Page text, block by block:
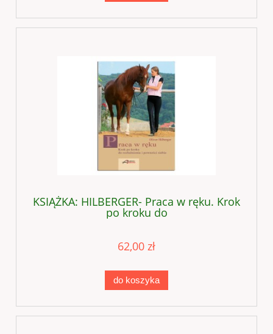
KSIĄŻKA: HILBERGER- Praca w ręku. Krok
po kroku do
62,00 zł
do koszyka